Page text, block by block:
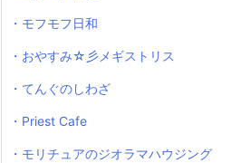
・モフモフ日和
・おやすみ☆彡メギストリス
・てんぐのしわざ
・Priest Cafe
・モリチュアのジオラマハウジング